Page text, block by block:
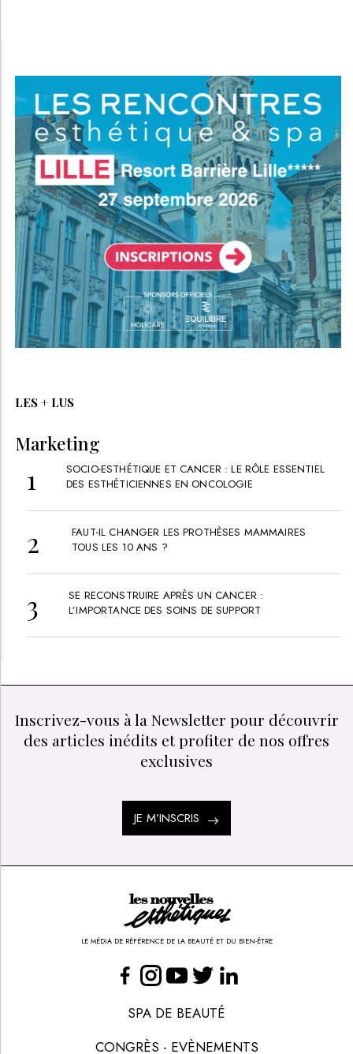
LES + LUS
Marketing
SOCIO-ESTHÉTIQUE ET CANCER : LE RÔLE ESSENTIEL
DES ESTHÉTICIENNES EN ONCOLOGIE
FAUT-IL CHANGER LES PROTHÈSES MAMMAIRES
TOUS LES 10 ANS ?
SE RECONSTRUIRE APRÈS UN CANCER :
L’IMPORTANCE DES SOINS DE SUPPORT
Inscrivez-vous à la Newsletter pour découvrir
des articles inédits et profiter de nos offres
exclusives
JE M’INSCRIS
LE MÉDIA DE RÉFÉRENCE DE LA BEAUTÉ ET DU BIEN-ÊTRE
SPA DE BEAUTÉ
CONGRÈS - EVÈNEMENTS